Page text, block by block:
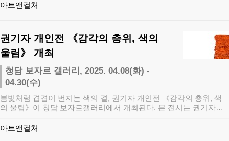
아트앤컬처
권기자 개인전 《감각의 층위, 색의
울림》 개최
청담 보자르 갤러리, 2025. 04.08(화) -
04.30(수)
봄빛처럼 겹겹이 번지는 색의 결, 권기자 개인전 《감각의 층위, 색
의 울림》이 청담 보자르갤러리에서 개최된다. 본 전시는 권기자의
아트앤컬처